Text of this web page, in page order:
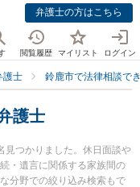
弁護士の方はこちら
閲覧履歴 マイリスト ログイン
護士 鈴鹿市で法律相談で
護士
見つかりました。休日面談や
・遺言に関係する家族間の
分野での絞り込み検索もで